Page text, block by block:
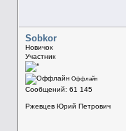
Sobkor
Новичок
Участник
Оффлайн
Сообщений: 61 145
Ржевцев Юрий Петрович